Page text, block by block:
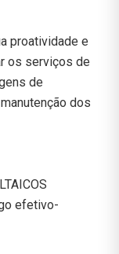
proatividade e
os serviços de
de
dos
efetivo-